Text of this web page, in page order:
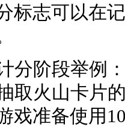
标志可以在
分阶段举例：
取火山卡片
戏准备使用